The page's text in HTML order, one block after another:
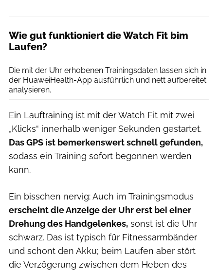
Wie gut funktioniert die Watch Fit bim
Laufen?
Die mit der Uhr erhobenen Trainingsdaten lassen sich in
der HuaweiHealth-App ausführlich und nett aufbereitet
analysieren.
Ein Lauftraining ist mit der Watch Fit mit zwei
„Klicks“ innerhalb weniger Sekunden gestartet.
Das GPS ist bemerkenswert schnell gefunden,
sodass ein Training sofort begonnen werden
kann.
Ein bisschen nervig: Auch im Trainingsmodus
erscheint die Anzeige der Uhr erst bei einer
Drehung des Handgelenkes, sonst ist die Uhr
schwarz. Das ist typisch für Fitnessarmbänder
und schont den Akku; beim Laufen aber stört
die Verzögerung zwischen dem Heben des